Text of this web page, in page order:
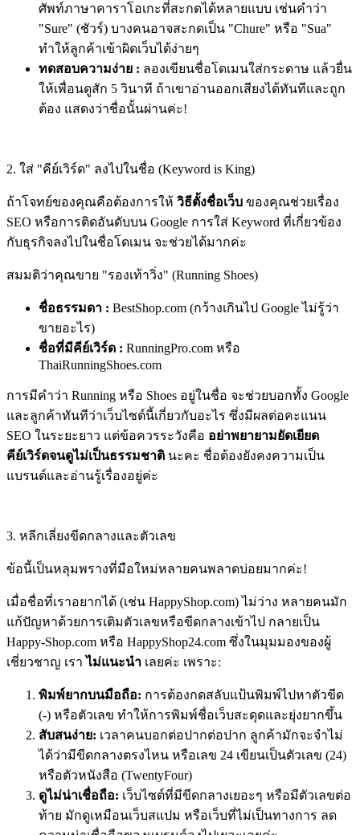
ศัพท์ภาษาคาราโอเกะที่สะกดได้หลายแบบ เช่นคำว่า
"Sure" (ชัวร์) บางคนอาจสะกดเป็น "Chure" หรือ "Sua"
ทำให้ลูกค้าเข้าผิดเว็บได้ง่ายๆ
ทดสอบความง่าย : ลองเขียนชื่อโดเมนใส่กระดาษ แล้วยื่น
ให้เพื่อนดูสัก 5 วินาที ถ้าเขาอ่านออกเสียงได้ทันทีและถูก
ต้อง แสดงว่าชื่อนั้นผ่านค่ะ!
2. ใส่ "คีย์เวิร์ด" ลงไปในชื่อ (Keyword is King)
ถ้าโจทย์ของคุณคือต้องการให้ วิธีตั้งชื่อเว็บ ของคุณช่วยเรื่อง
SEO หรือการติดอันดับบน Google การใส่ Keyword ที่เกี่ยวข้อง
กับธุรกิจลงไปในชื่อโดเมน จะช่วยได้มากค่ะ
สมมติว่าคุณขาย "รองเท้าวิ่ง" (Running Shoes)
ชื่อธรรมดา : BestShop.com (กว้างเกินไป Google ไม่รู้ว่า
ขายอะไร)
ชื่อที่มีคีย์เวิร์ด : RunningPro.com หรือ
ThaiRunningShoes.com
การมีคำว่า Running หรือ Shoes อยู่ในชื่อ จะช่วยบอกทั้ง Google
และลูกค้าทันทีว่าเว็บไซต์นี้เกี่ยวกับอะไร ซึ่งมีผลต่อคะแนน
SEO ในระยะยาว แต่ข้อควรระวังคือ อย่าพยายามยัดเยียด
คีย์เวิร์ดจนดูไม่เป็นธรรมชาติ นะคะ ชื่อต้องยังคงความเป็น
แบรนด์และอ่านรู้เรื่องอยู่ค่ะ
3. หลีกเลี่ยงขีดกลางและตัวเลข
ข้อนี้เป็นหลุมพรางที่มือใหม่หลายคนพลาดบ่อยมากค่ะ!
เมื่อชื่อที่เราอยากได้ (เช่น HappyShop.com) ไม่ว่าง หลายคนมัก
แก้ปัญหาด้วยการเติมตัวเลขหรือขีดกลางเข้าไป กลายเป็น
Happy-Shop.com หรือ HappyShop24.com ซึ่งในมุมมองของผู้
เชี่ยวชาญ เราไม่แนะนำ เลยค่ะ เพราะ:
พิมพ์ยากบนมือถือ: การต้องกดสลับแป้นพิมพ์ไปหาตัวขีด
(-) หรือตัวเลข ทำให้การพิมพ์ชื่อเว็บสะดุดและยุ่งยากขึ้น
สับสนง่าย: เวลาคนบอกต่อปากต่อปาก ลูกค้ามักจะจำไม่
ได้ว่ามีขีดกลางตรงไหน หรือเลข 24 เขียนเป็นตัวเลข (24)
หรือตัวหนังสือ (TwentyFour)
ดูไม่น่าเชื่อถือ: เว็บไซต์ที่มีขีดกลางเยอะๆ หรือมีตัวเลขต่อ
ท้าย มักดูเหมือนเว็บสแปม หรือเว็บที่ไม่เป็นทางการ ลด